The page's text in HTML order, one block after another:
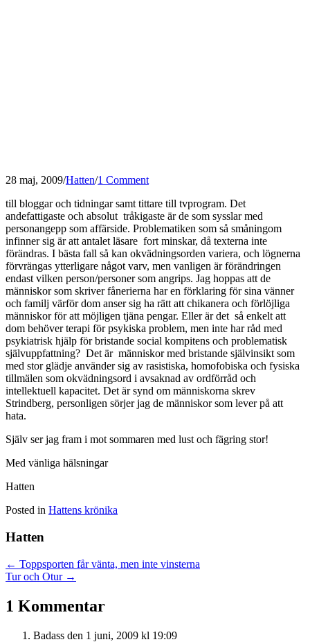
28 maj, 2009/Hatten/1 Comment
till bloggar och tidningar samt tittare till tvprogram. Det
andefattigaste och absolut tråkigaste är de som sysslar med
personangepp som affärside. Problematiken som så småningom
infinner sig är att antalet läsare fort minskar, då texterna inte
förändras. I bästa fall så kan okvädningsorden variera, och lögnerna
förvrängas ytterligare något varv, men vanligen är förändringen
endast vilken person/personer som angrips. Jag hoppas att de
människor som skriver fånerierna har en förklaring för sina vänner
och familj värför dom anser sig ha rätt att chikanera och förlöjliga
människor för att möjligen tjäna pengar. Eller är det så enkelt att
dom behöver terapi för psykiska problem, men inte har råd med
psykiatrisk hjälp för bristande social kompitens och problematisk
självuppfattning? Det är människor med bristande självinsikt som
med stor glädje använder sig av rasistiska, homofobiska och fysiska
tillmälen som okvädningsord i avsaknad av ordförråd och
intellektuell kapacitet. Det är synd om människorna skrev
Strindberg, personligen sörjer jag de människor som lever på att
hata.
Själv ser jag fram i mot sommaren med lust och fägring stor!
Med vänliga hälsningar
Hatten
Posted in Hattens krönika
Hatten
Posts
navigation
← Toppsporten får vänta, men inte vinsterna
Tur och Otur →
1 Kommentar
Badass den 1 juni, 2009 kl 19:09